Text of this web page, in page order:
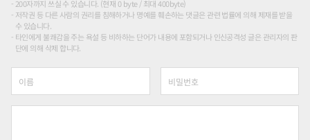
200자까지 쓰실 수 있습니다. (현재 0 byte / 최대 400byte)
저작권 등 다른 사람의 권리를 침해하거나 명예를 훼손하는 댓글은 관련 법률에 의해 제재를 받을
수 있습니다.
타인에게 불쾌감을 주는 욕설 등 비하하는 단어가 내용에 포함되거나 인신공격성 글은 관리자의 판
단에 의해 삭제 합니다.